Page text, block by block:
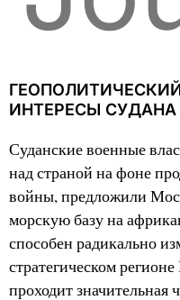
ИНТЕРЕСЫ СУДАНА
Суданские военные
над страной на фоне
войны, предложили
морскую базу на
способен радикально
стратегическом
проходит значительная